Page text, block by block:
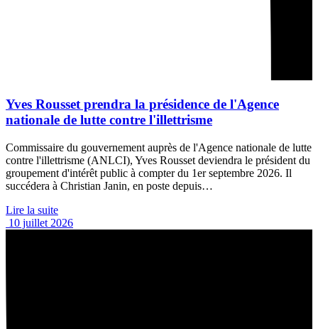
Yves Rousset prendra la présidence de l'Agence
nationale de lutte contre l'illettrisme
Commissaire du gouvernement auprès de l'Agence nationale de lutte
contre l'illettrisme (ANLCI), Yves Rousset deviendra le président du
groupement d'intérêt public à compter du 1er septembre 2026. Il
succédera à Christian Janin, en poste depuis…
Lire la suite
10 juillet 2026